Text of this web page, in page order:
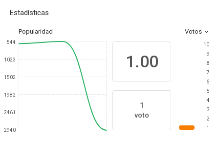
Estadísticas
Popularidad Votos
544
1023
1502
1982
2461
2940
1.00
1
voto
10
9
8
7
6
5
4
3
2
1